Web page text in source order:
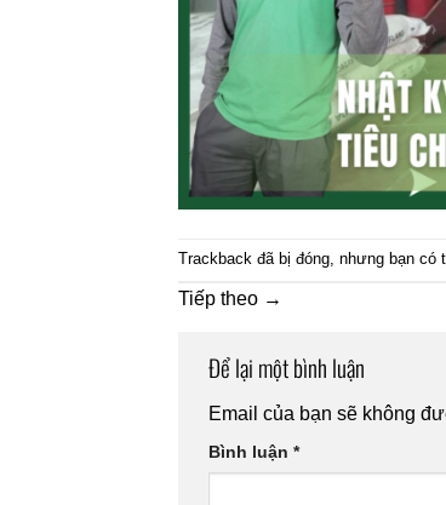
Trackback đã bị đóng, nhưng bạn có
Tiếp theo →
Để lại một bình luận
Email của bạn sẽ không
Bình luận *